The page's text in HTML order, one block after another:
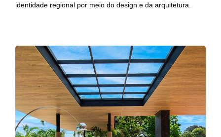
identidade regional por meio do design e da arquitetura.